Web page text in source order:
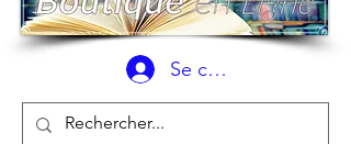
Se connecter